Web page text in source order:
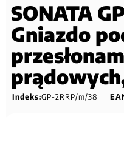
SONATA
Gniazdo
Indeks:GP-2RRP/m/38